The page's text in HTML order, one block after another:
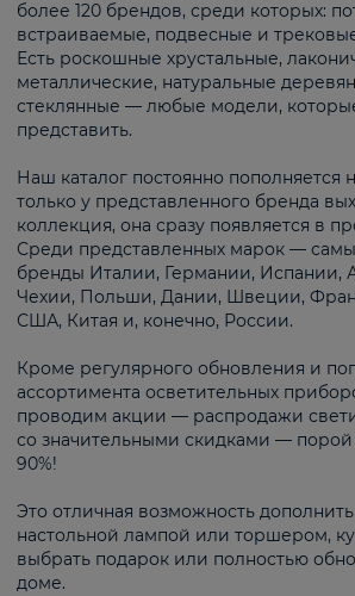
более 120 брендов, среди которых:
встраиваемые, подвесные и
Есть роскошные хрустальные,
металлические, натуральные
стеклянные — любые модели,
представить.
Наш каталог постоянно пополняется
только у представленного бренда
коллекция, она сразу появляется в
Среди представленных марок —
бренды Италии, Германии, Испании,
Чехии, Польши, Дании, Швеции,
США, Китая и, конечно, России.
Кроме регулярного обновления и
ассортимента осветительных
проводим акции — распродажи
со значительными скидками — порой
90%!
Это отличная возможность
настольной лампой или торшером,
выбрать подарок или полностью
доме.